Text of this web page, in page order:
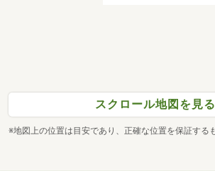
スクロール地図を見る
※地図上の位置は目安であり、正確な位置を保証する